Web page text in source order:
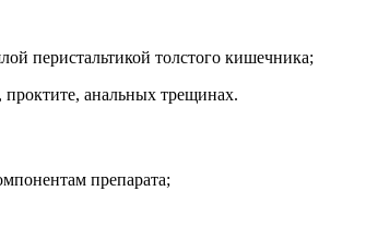
перистальтикой толстого кишечника;
проктите, анальных трещинах.
препарата;